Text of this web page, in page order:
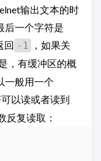
输出文本的时
后一个字符是
回 -1
，如果关
，有缓冲区的概
一般用一个
以读或者读到
反复读取：